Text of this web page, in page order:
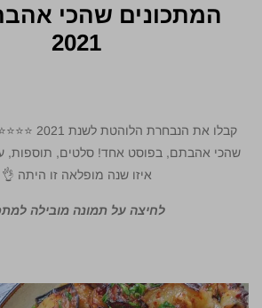
המתכונים שהכי
2021
קבלו את
שהכי אהבתם, בפוסט אחד! סלטים, תוספות,
איזו שנה מופלאה זו היתה 👌
לחיצה על תמונה מובילה